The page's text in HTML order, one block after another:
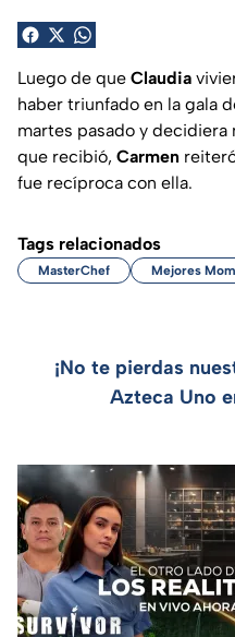
Luego de que Claudia
haber triunfado en la gala
martes pasado y
que recibió, Carmen
fue recíproca con ella.
Tags relacionados
MasterChef Mejores
¡No te pierdas
Azteca Uno